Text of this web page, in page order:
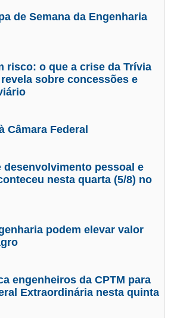
ENGENHEIRA
E DISSÍDIOS
de Semana da Engenharia
risco: o que a crise da Trívia
sobre concessões e
Câmara Federal
desenvolvimento pessoal e
nesta quarta (5/8) no
podem elevar valor
engenheiros da CPTM para
Extraordinária nesta quinta